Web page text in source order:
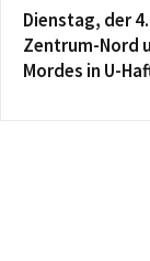
Dienstag, der
Zentrum-Nord
Mordes in U-